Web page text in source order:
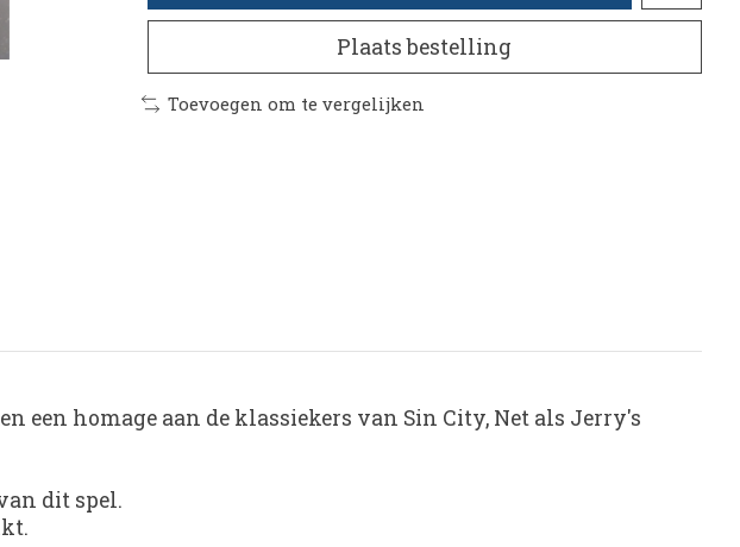
Plaats bestelling
Toevoegen om te vergelijken
een homage aan de klassiekers van Sin City, Net als Jerry's
dit spel.